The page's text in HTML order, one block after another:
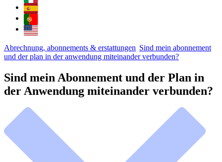
Abrechnung, abonnements & erstattungen Sind mein abonnement
und der plan in der anwendung miteinander verbunden?
Sind mein Abonnement und der Plan in
der Anwendung miteinander verbunden?